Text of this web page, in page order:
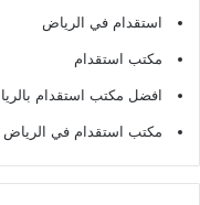
استقدام في الرياض
مكتب استقدام
افضل مكتب استقدام
مكتب استقدام في الرياض